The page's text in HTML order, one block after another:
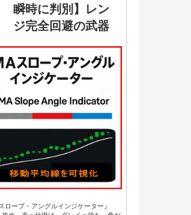
瞬時に判別】レン
ジ完全回避の武器
ロープ・アングルインジケーター』